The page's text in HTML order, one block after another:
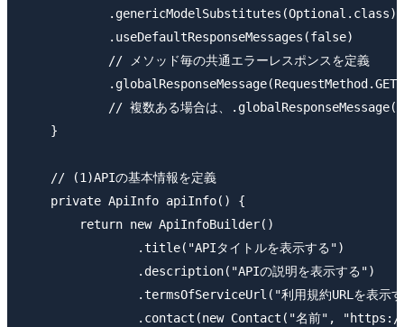
            .genericModelSubstitutes(Optional.class)
            .useDefaultResponseMessages(false)
            // メソッド毎の共通エラーレスポンスを定義
// 複数ある場合は、.globalResponseMessage()
    }
    // (1)APIの基本情報を定義
    private ApiInfo apiInfo() {
        return new ApiInfoBuilder()
                .title("APIタイトルを表示する")
                .description("APIの説明を表示する")
.termsOfServiceUrl("利用規約URLを表示
.contact(new Contact("名前",